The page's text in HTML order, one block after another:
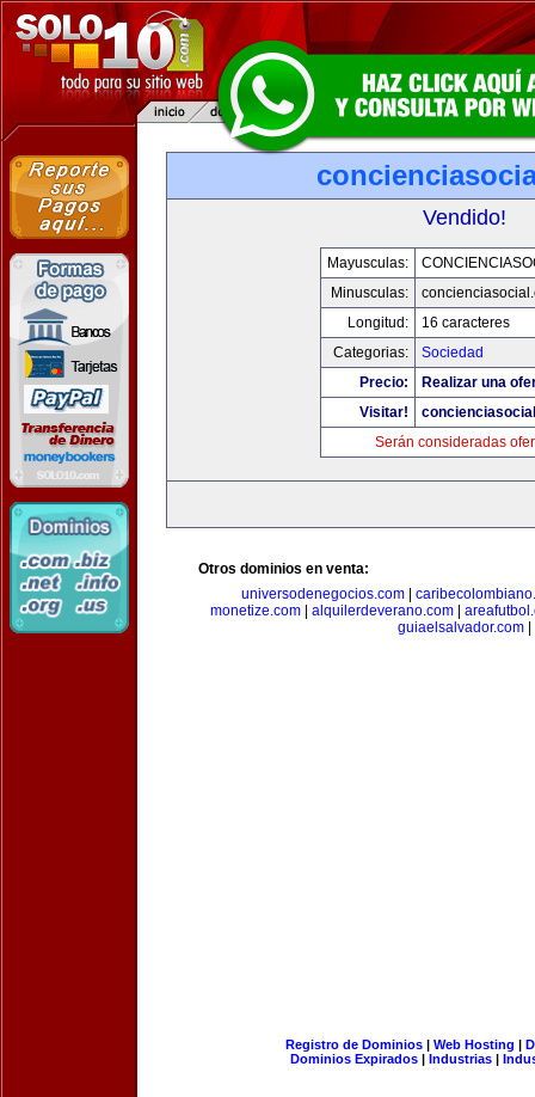
Vendido!
Mayusculas:
Minusculas:
Longitud:
16 caracteres
Categorias:
Sociedad
Precio:
Realizar una
Visitar!
Serán consideradas
Otros dominios en venta:
universodenegocios.com|
monetize.com| alquilerdeverano.com|
guiaelsalvador.com
Registro de Dominios| Web Hosting |
Dominios Expirados | Industrias |